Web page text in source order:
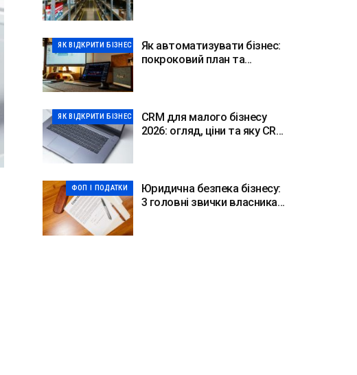
ЯК ВІДКРИТИ БІЗНЕС
Як автоматизувати бізнес:
покроковий план та
ЯК ВІДКРИТИ БІЗНЕС
CRM для малого бізнесу
2026: огляд, ціни та яку CRM
ФОП І ПОДАТКИ
Юридична безпека бізнесу:
3 головні звички власника